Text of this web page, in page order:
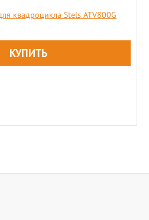
квадроцикла Stels ATV800G